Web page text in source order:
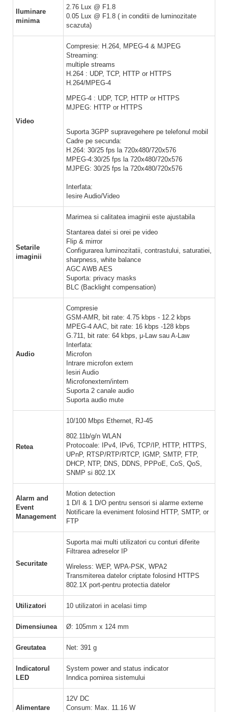
Iluminare
minima
2.76 Lux @ F1.8
0.05 Lux @ F1.8 ( in conditii de luminozitate
scazuta)
Video
Compresie: H.264, MPEG-4 & MJPEG
Streaming:
multiple streams
H.264 : UDP, TCP, HTTP or HTTPS
H.264/MPEG-4
MPEG-4 : UDP, TCP, HTTP or HTTPS
MJPEG: HTTP or HTTPS
Suporta 3GPP supravegehere pe telefonul mobil
Cadre pe secunda:
H.264: 30/25 fps la 720x480/720x576
MPEG-4:30/25 fps la 720x480/720x576
MJPEG: 30/25 fps la 720x480/720x576
Interfata:
Iesire Audio/Video
Setarile
imaginii
Marimea si calitatea imaginii este ajustabila
Stantarea datei si orei pe video
Flip & mirror
Configurarea luminozitatii, contrastului, saturatiei,
sharpness, white balance
AGC AWB AES
Suporta: privacy masks
BLC (Backlight compensation)
Audio
Compresie
GSM-AMR, bit rate: 4.75 kbps - 12.2 kbps
MPEG-4 AAC, bit rate: 16 kbps -128 kbps
G.711, bit rate: 64 kbps, μ-Law sau A-Law
Interfata:
Microfon
Intrare microfon extern
Iesiri Audio
Microfonextern/intern
Suporta 2 canale audio
Suporta audio mute
Retea
10/100 Mbps Ethernet, RJ-45
802.11b/g/n WLAN
Protocoale: IPv4, IPv6, TCP/IP, HTTP, HTTPS,
UPnP, RTSP/RTP/RTCP, IGMP, SMTP, FTP,
DHCP, NTP, DNS, DDNS, PPPoE, CoS, QoS,
SNMP si 802.1X
Alarm and
Event
Management
Motion detection
1 D/I & 1 D/O pentru sensori si alarme externe
Notificare la eveniment folosind HTTP, SMTP, or
FTP
Securitate
Suporta mai multi utilizatori cu conturi diferite
Filtrarea adreselor IP
Wireless: WEP, WPA-PSK, WPA2
Transmiterea datelor criptate folosind HTTPS
802.1X port-pentru protectia datelor
Utilizatori 10 utilizatori in acelasi timp
Dimensiunea Ø: 105mm x 124 mm
Greutatea Net: 391 g
Indicatorul
LED
System power and status indicator
Inndica pornirea sistemului
Alimentare
12V DC
Consum: Max. 11.16 W